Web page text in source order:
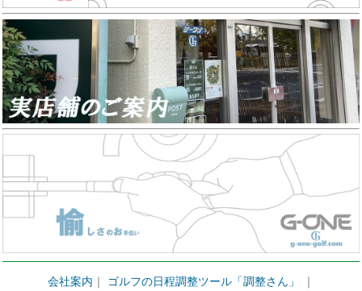
会社案内 ゴルフの日程調整ツール「調整さん」